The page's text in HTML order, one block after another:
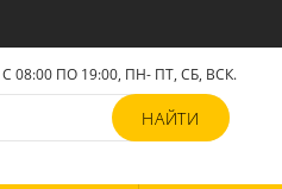
С 08:00 ПО 19:00, ПН- ПТ, СБ, ВСК.